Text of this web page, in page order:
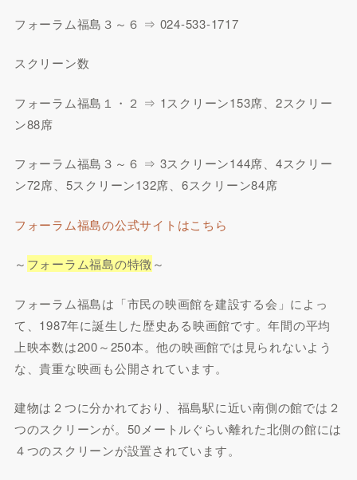
フォーラム福島３～６ ⇒ 024-533-1717
スクリーン数
フォーラム福島１・２ ⇒ 1スクリーン153席、2スクリー
ン88席
フォーラム福島３～６ ⇒ 3スクリーン144席、4スクリー
ン72席、5スクリーン132席、6スクリーン84席
フォーラム福島の公式サイトはこちら
～ フォーラム福島の特徴 ～
フォーラム福島は「市民の映画館を建設する会」によっ
て、1987年に誕生した歴史ある映画館です。年間の平均
上映本数は200～250本。他の映画館では見られないよう
な、貴重な映画も公開されています。
建物は２つに分かれており、福島駅に近い南側の館では２
つのスクリーンが。50メートルぐらい離れた北側の館には
４つのスクリーンが設置されています。